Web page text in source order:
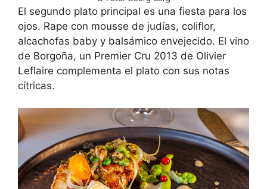
El segundo plato principal es una fiesta para los
ojos. Rape con mousse de judías, coliflor,
alcachofas baby y balsámico envejecido. El vino
de Borgoña, un Premier Cru 2013 de Olivier
Leflaire complementa el plato con sus notas
cítricas.